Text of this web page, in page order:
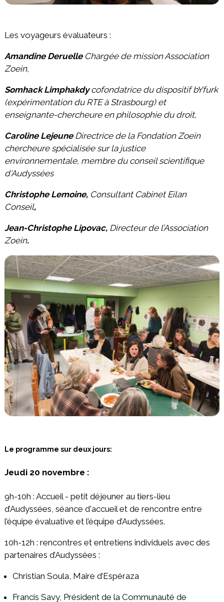
Les voyageurs évaluateurs :
Amandine Deruelle Chargée de mission Association
Zoein,
Somhack Limphakdycofondatrice du dispositif bYfurk
(expérimentation du RTE à Strasbourg) et
enseignante-chercheure en philosophie du droit,
Caroline Lejeune Directrice de la Fondation Zoein
chercheure spécialisée sur la justice
environnementale, membre du conseil scientifique
d'Audyssées
Christophe Lemoine, Consultant Cabinet Eilan
Conseil,
Jean-Christophe Lipovac, Directeur de l’Association
Zoein.
Le programme sur deux jours:
Jeudi 20 novembre :
9h-10h : Accueil - petit déjeuner au tiers-lieu
d’Audyssées, séance d'accueil et de rencontre entre
l’équipe évaluative et l’équipe d’Audyssées.
10h-12h : rencontres et entretiens individuels avec des
partenaires d’Audyssées :
Christian Soula, Maire d’Espéraza
Francis Savy, Président de la Communauté de